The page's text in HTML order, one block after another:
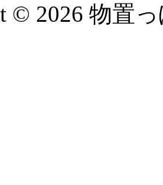
© 2026 物置